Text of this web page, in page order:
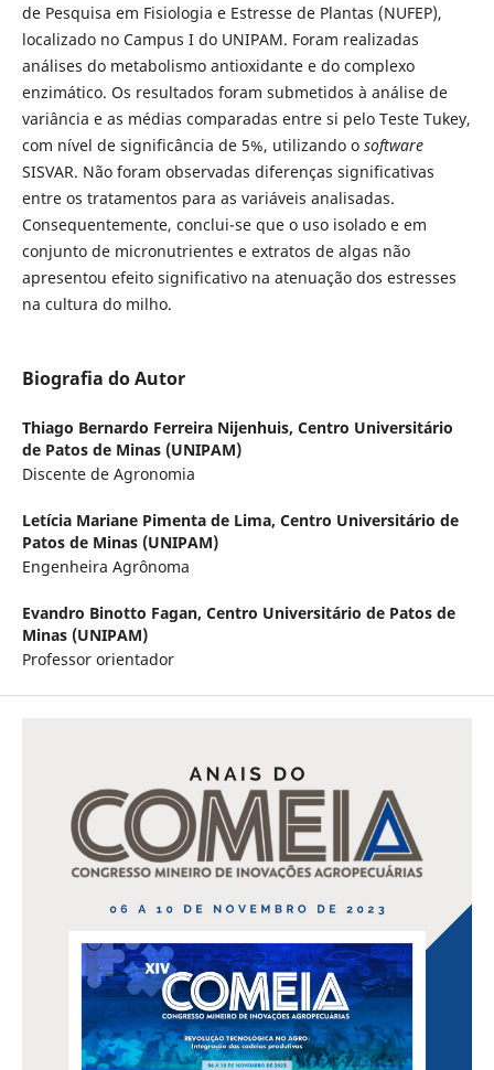
de Pesquisa em Fisiologia e Estresse de Plantas (NUFEP),
localizado no Campus I do UNIPAM. Foram realizadas
análises do metabolismo antioxidante e do complexo
enzimático. Os resultados foram submetidos à análise de
variância e as médias comparadas entre si pelo Teste Tukey,
com nível de significância de 5%, utilizando o software
SISVAR. Não foram observadas diferenças significativas
entre os tratamentos para as variáveis analisadas.
Consequentemente, conclui-se que o uso isolado e em
conjunto de micronutrientes e extratos de algas não
apresentou efeito significativo na atenuação dos estresses
na cultura do milho.
Biografia do Autor
Thiago Bernardo Ferreira Nijenhuis, Centro Universitário
de Patos de Minas (UNIPAM)
Discente de Agronomia
Letícia Mariane Pimenta de Lima, Centro Universitário de
Patos de Minas (UNIPAM)
Engenheira Agrônoma
Evandro Binotto Fagan, Centro Universitário de Patos de
Minas (UNIPAM)
Professor orientador